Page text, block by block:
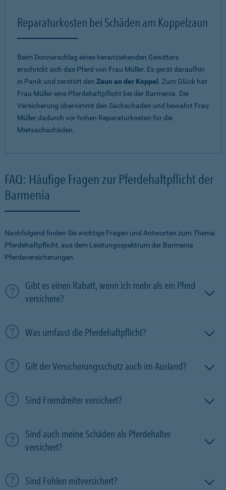
Reparaturkosten bei Schäden am Koppelzaun
Beim Donnerschlag eines heranziehenden Gewitters
erschrickt sich das Pferd von Frau Müller. Es gerät daraufhin
in Panik und zerstört den Zaun an der Koppel . Zum Glück hat
Frau Müller eine Pferdehaftpflicht bei der Barmenia. Die
Versicherung übernimmt den Sachschaden und bewahrt Frau
Müller dadurch vor hohen Reparaturkosten für die
Mietsachschäden.
FAQ: Häufige Fragen zur Pferdehaftpflicht der
Barmenia
Nachfolgend finden Sie wichtige Fragen und Antworten zum Thema
Pferdehaftpflicht, aus dem Leistungsspektrum der Barmenia
Pferdeversicherungen.
Gibt es einen Rabatt, wenn ich mehr als ein Pferd
versichere?
Was umfasst die Pferdehaftpflicht?
Gilt der Versicherungsschutz auch im Ausland?
Sind Fremdreiter versichert?
Sind auch meine Schäden als Pferdehalter
versichert?
Sind Fohlen mitversichert?